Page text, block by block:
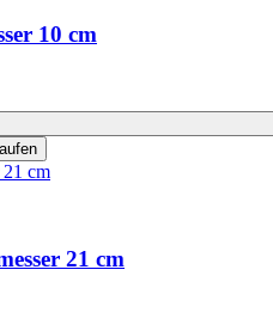
10 cm
21 cm